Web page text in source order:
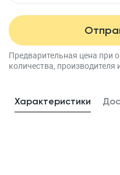
Предварительная цена при
количества, производителя
Характеристики